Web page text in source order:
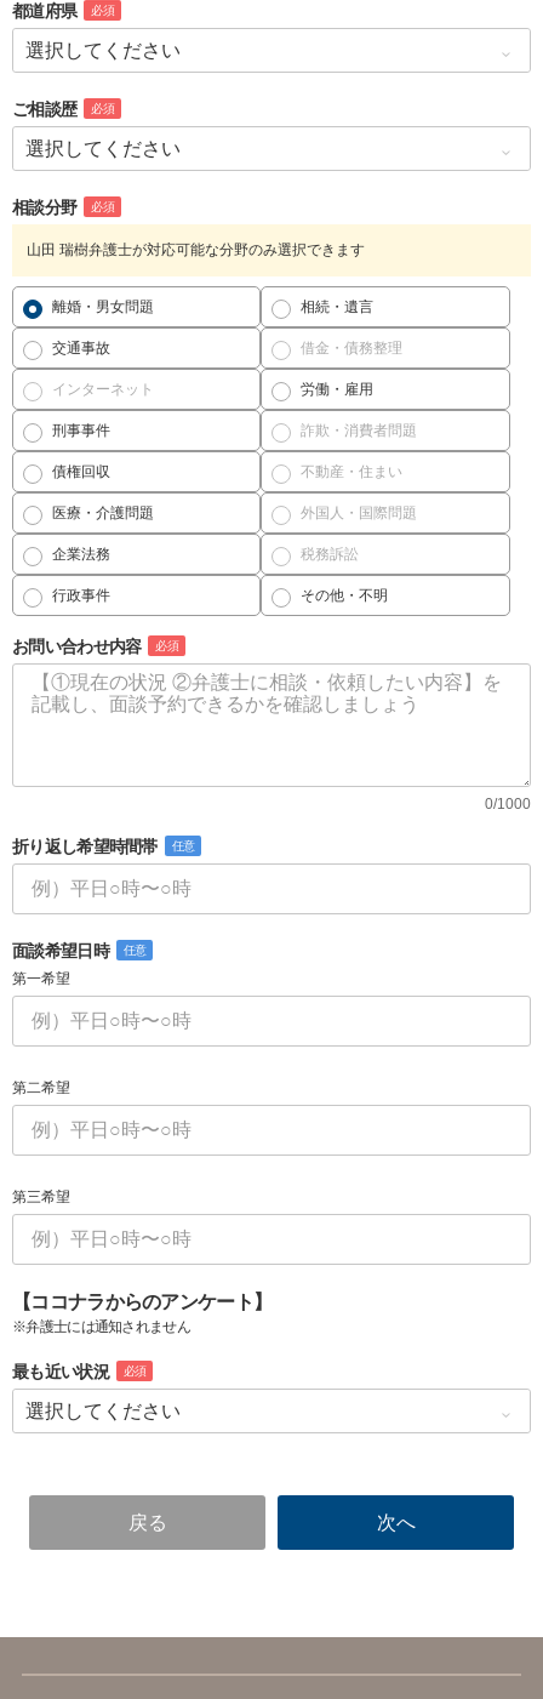
都道府県 必須
ご相談歴 必須
相談分野 必須
山田 瑞樹弁護士が対応可能な分野のみ選択できます
離婚・男女問題 相続・遺言
交通事故 借金・債務整理
インターネット 労働・雇用
刑事事件 詐欺・消費者問題
債権回収 不動産・住まい
医療・介護問題 外国人・国際問題
企業法務 税務訴訟
行政事件 その他・不明
お問い合わせ内容 必須
0/1000
折り返し希望時間帯 任意
面談希望日時 任意
第一希望
第二希望
第三希望
【ココナラからのアンケート】
※弁護士には通知されません
最も近い状況 必須